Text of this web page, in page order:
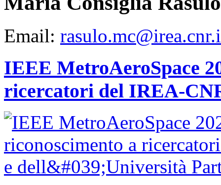
Email:
IEEE MetroAeroSpace
ricercatori del IREA-